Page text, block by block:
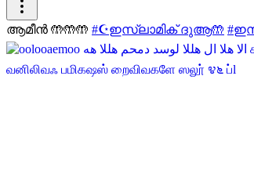
ആമീൻ 🤲🤲🤲 #☪️ഇസ്ലാമിക് ദുആ🤲